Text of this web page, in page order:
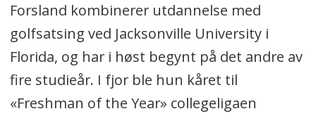
Forsland kombinerer utdannelse med
golfsatsing ved Jacksonville University i
Florida, og har i høst begynt på det andre av
fire studieår. I fjor ble hun kåret til
«Freshman of the Year» collegeligaen